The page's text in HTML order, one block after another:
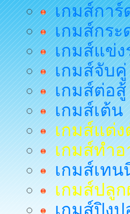
เกมส์การ์
เกมส์กระ
เกมส์แข่ง
เกมส์จับคู่
เกมส์ต่อสู้
เกมส์เต้น
เกมส์แต่ง
เกมส์ทำอ
เกมส์เทน
เกมส์ปลูก
เกมส์ปิงป